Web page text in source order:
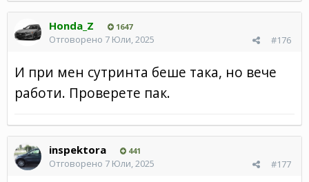
Honda_Z 1647
#176
Отговорено 7 Юли, 2025
И при мен сутринта беше така, но вече
работи. Проверете пак.
inspektora 441
#177
Отговорено 7 Юли, 2025